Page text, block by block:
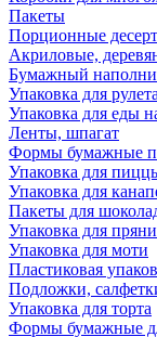
Пакеты
Порционные
Акриловые,
Бумажный
Упаковка для
Упаковка для еды
Ленты, шпагат
Формы бумажные
Упаковка для
Упаковка для
Пакеты для
Упаковка для
Упаковка для моти
Пластиковая
Подложки,
Упаковка для торта
Формы бумажные